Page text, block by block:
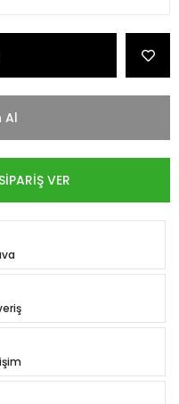
Al
VER